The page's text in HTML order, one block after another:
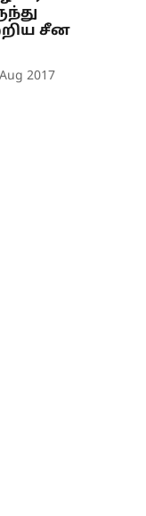
சீன
2017